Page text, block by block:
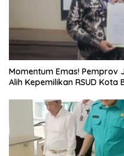
Momentum Emas! Pemprov
Alih Kepemilikan RSUD Kota